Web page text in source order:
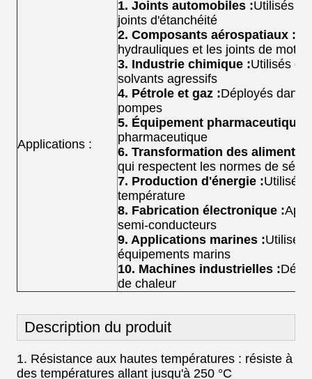
Applications :
1. Joints automobiles :Utilisés
joints d'étanchéité
2. Composants aérospatiaux :
hydrauliques et les joints de
3. Industrie chimique :Utilisés
solvants agressifs
4. Pétrole et gaz :Déployés dans
pompes
5. Équipement pharmaceutique :
pharmaceutique
6. Transformation des aliments
qui respectent les normes de
7. Production d'énergie :Utilisés
température
8. Fabrication électronique :
semi-conducteurs
9. Applications marines :Utilisés
équipements marins
10. Machines industrielles :
de chaleur
Description du produit
1. Résistance aux hautes températures : résiste à
des températures allant jusqu'à 250 °C